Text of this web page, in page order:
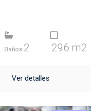
Baños 2 296 m2
Ver detalles